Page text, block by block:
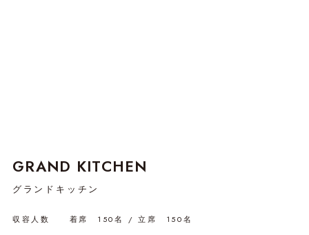
GRAND KITCHEN
グランドキッチン
収容人数 着席 150名 / 立席 150名